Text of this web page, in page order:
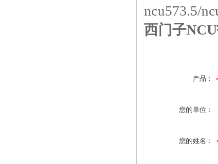
ncu573.5/
西门子
产品：
您的单位：
您的姓名：